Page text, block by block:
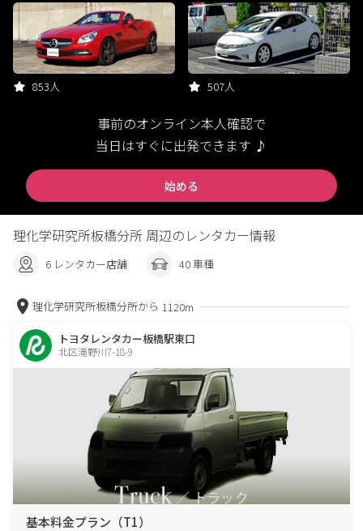
853人 507人
事前のオンライン本人確認で
当日はすぐに出発できます ♪
始める
理化学研究所板橋分所 周辺のレンタカー情報
6 レンタカー店舗 40 車種
理化学研究所板橋分所から 1120m
トヨタレンタカー板橋駅東口
北区滝野川7-18-9
基本料金プラン（T1）